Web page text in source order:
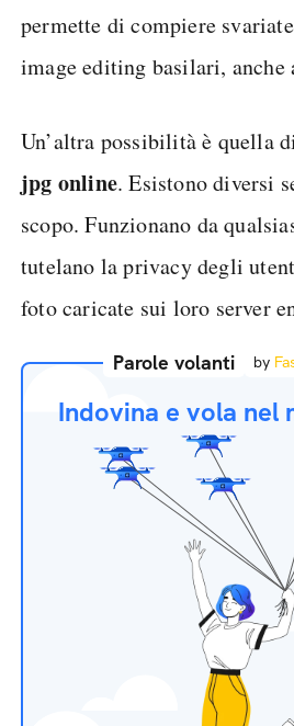
permette di compiere
image editing basilari, anche
Un’altra possibilità è quella
jpg online. Esistono diversi
scopo. Funzionano da
tutelano la privacy degli
foto caricate sui loro server
Parole volanti by
Indovina e vola nel